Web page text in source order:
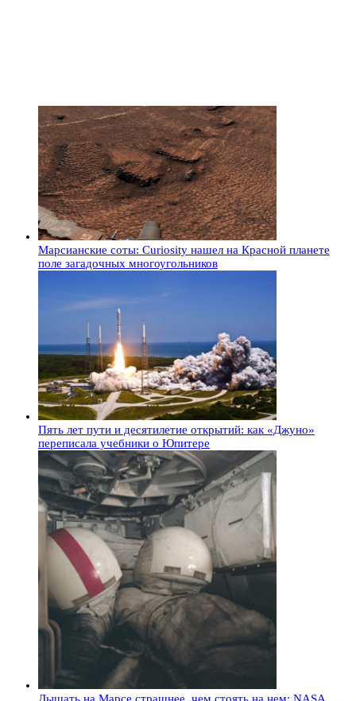
Марсианские соты: Curiosity нашел на Красной планете
поле загадочных многоугольников
Пять лет пути и десятилетие открытий: как «Джуно»
переписала учебники о Юпитере